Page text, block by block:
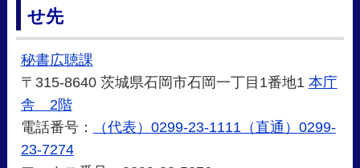
せ先
秘書広聴課
〒315-8640 茨城県石岡市石岡一丁目1番地1 本庁
舎 2階
電話番号：
（代表）0299-23-1111（直通）0299-
23-7274